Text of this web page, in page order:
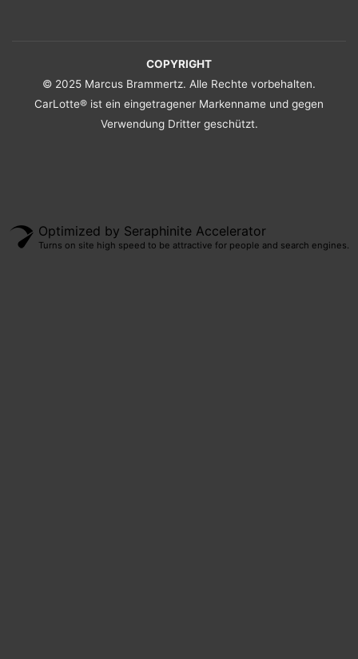
COPYRIGHT
© 2025 Marcus Brammertz. Alle Rechte vorbehalten.
CarLotte® ist ein eingetragener Markenname und gegen
Verwendung Dritter geschützt.
Optimized by Seraphinite Accelerator
Turns on site high speed to be attractive for people and search engines.